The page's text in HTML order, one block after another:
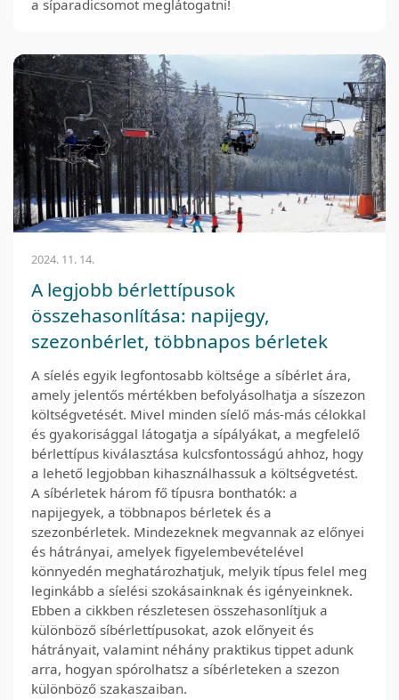
a síparadicsomot meglátogatni!
2024. 11. 14.
A legjobb bérlettípusok
összehasonlítása: napijegy,
szezonbérlet, többnapos bérletek
A síelés egyik legfontosabb költsége a síbérlet ára,
amely jelentős mértékben befolyásolhatja a síszezon
költségvetését. Mivel minden síelő más-más célokkal
és gyakorisággal látogatja a sípályákat, a megfelelő
bérlettípus kiválasztása kulcsfontosságú ahhoz, hogy
a lehető legjobban kihasználhassuk a költségvetést.
A síbérletek három fő típusra bonthatók: a
napijegyek, a többnapos bérletek és a
szezonbérletek. Mindezeknek megvannak az előnyei
és hátrányai, amelyek figyelembevételével
könnyedén meghatározhatjuk, melyik típus felel meg
leginkább a síelési szokásainknak és igényeinknek.
Ebben a cikkben részletesen összehasonlítjuk a
különböző síbérlettípusokat, azok előnyeit és
hátrányait, valamint néhány praktikus tippet adunk
arra, hogyan spórolhatsz a síbérleteken a szezon
különböző szakaszaiban.